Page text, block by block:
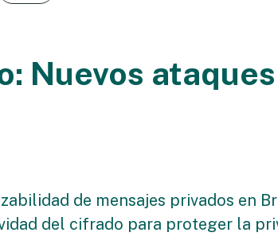
Nuevos
de mensajes privados en
del cifrado para proteger la